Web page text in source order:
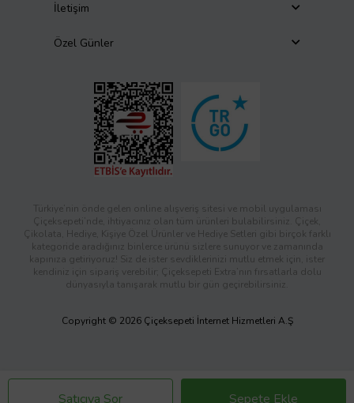
Satıcıya Sor Sepete Ekle
İletişim
Özel Günler
Türkiye’nin önde gelen online alışveriş sitesi ve mobil uygulaması
Çiçeksepeti’nde, ihtiyacınız olan tüm ürünleri bulabilirsiniz. Çiçek,
Çikolata, Hediye, Kişiye Özel Ürünler ve Hediye Setleri gibi birçok farklı
kategoride aradığınız binlerce ürünü sizlere sunuyor ve zamanında
kapınıza getiriyoruz! Siz de ister sevdiklerinizi mutlu etmek için, ister
kendiniz için sipariş verebilir; Çiçeksepeti Extra’nın fırsatlarla dolu
dünyasıyla tanışarak mutlu bir gün geçirebilirsiniz.
Copyright © 2026 Çiçeksepeti İnternet Hizmetleri A.Ş